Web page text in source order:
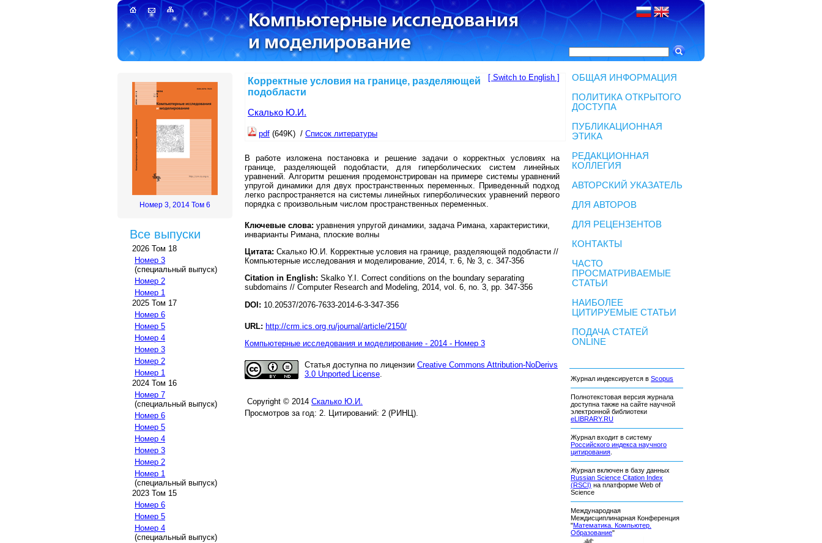
Номер 3, 2014 Том 6
Все выпуски
2026 Том 18
Номер 3
(специальный выпуск)
Номер 2
Номер 1
2025 Том 17
Номер 6
Номер 5
Номер 4
Номер 3
Номер 2
Номер 1
2024 Том 16
Номер 7
(специальный выпуск)
Номер 6
Номер 5
Номер 4
Номер 3
Номер 2
Номер 1
(специальный выпуск)
2023 Том 15
Номер 6
Номер 5
Номер 4
(специальный выпуск)
[ Switch to English ]
Корректные условия на границе, разделяющей
подобласти
Скалько Ю.И.
pdf (649K) / Список литературы
В работе изложена постановка и решение задачи о корректных условиях на
границе, разделяющей подобласти, для гиперболических систем линейных
уравнений. Алгоритм решения продемонстрирован на примере системы уравнений
упругой динамики для двух пространственных переменных. Приведенный подход
легко распространяется на системы линейных гиперболических уравнений первого
порядка с произвольным числом пространственных переменных.
Ключевые слова: уравнения упругой динамики, задача Римана, характеристики,
инварианты Римана, плоские волны
Цитата: Скалько Ю.И. Корректные условия на границе, разделяющей подобласти //
Компьютерные исследования и моделирование, 2014, т. 6, № 3, с. 347-356
Citation in English: Skalko Y.I. Correct conditions on the boundary separating
subdomains // Computer Research and Modeling, 2014, vol. 6, no. 3, pp. 347-356
DOI: 10.20537/2076-7633-2014-6-3-347-356
URL: http://crm.ics.org.ru/journal/article/2150/
Компьютерные исследования и моделирование - 2014 - Номер 3
Статья доступна по лицензии Creative Commons Attribution-NoDerivs
3.0 Unported License
Copyright © 2014 Скалько Ю.И.
Просмотров за год: 2. Цитирований: 2 (РИНЦ).
ОБЩАЯ ИНФОРМАЦИЯ
ПОЛИТИКА ОТКРЫТОГО
ДОСТУПА
ПУБЛИКАЦИОННАЯ
ЭТИКА
РЕДАКЦИОННАЯ
КОЛЛЕГИЯ
АВТОРСКИЙ УКАЗАТЕЛЬ
ДЛЯ АВТОРОВ
ДЛЯ РЕЦЕНЗЕНТОВ
КОНТАКТЫ
ЧАСТО
ПРОСМАТРИВАЕМЫЕ
СТАТЬИ
НАИБОЛЕЕ
ЦИТИРУЕМЫЕ СТАТЬИ
ПОДАЧА СТАТЕЙ
ONLINE
Журнал индексируется в Scopus
Полнотекстовая версия журнала
доступна также на сайте научной
электронной библиотеки
eLIBRARY.RU
Журнал входит в систему
Российского индекса научного
цитирования
Журнал включен в базу данных
Russian Science Citation Index
(RSCI) на платформе Web of
Science
Международная
Междисциплинарная Конференция
"Математика. Компьютер.
Образование"